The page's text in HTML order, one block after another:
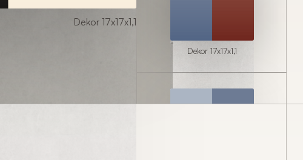
Dekor 17x17x1,1
Dekor 17x17x1,1